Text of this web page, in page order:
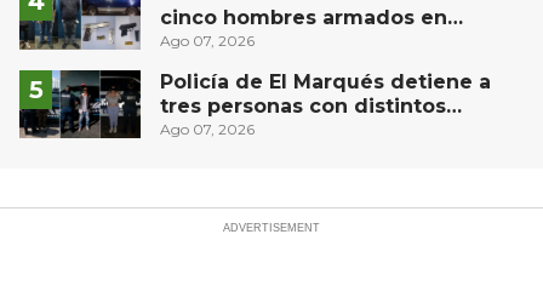
cinco hombres armados en
Puebla capital
Ago 07, 2026
Policía de El Marqués detiene a
tres personas con distintos
narcóticos
Ago 07, 2026